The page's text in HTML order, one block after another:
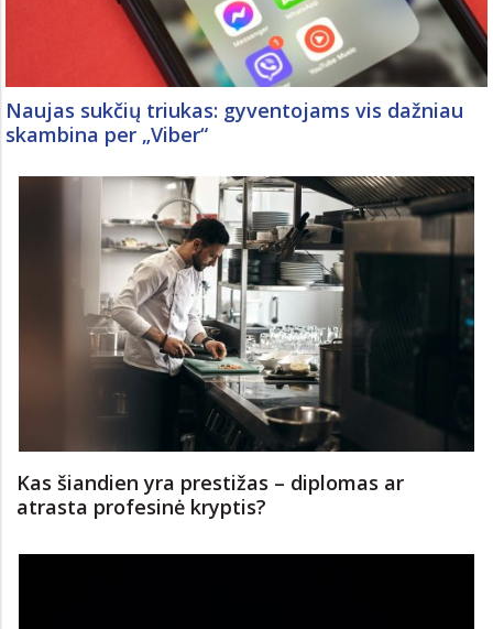
Naujas sukčių triukas: gyventojams vis dažniau
skambina per „Viber“
Kas šiandien yra prestižas – diplomas ar
atrasta profesinė kryptis?